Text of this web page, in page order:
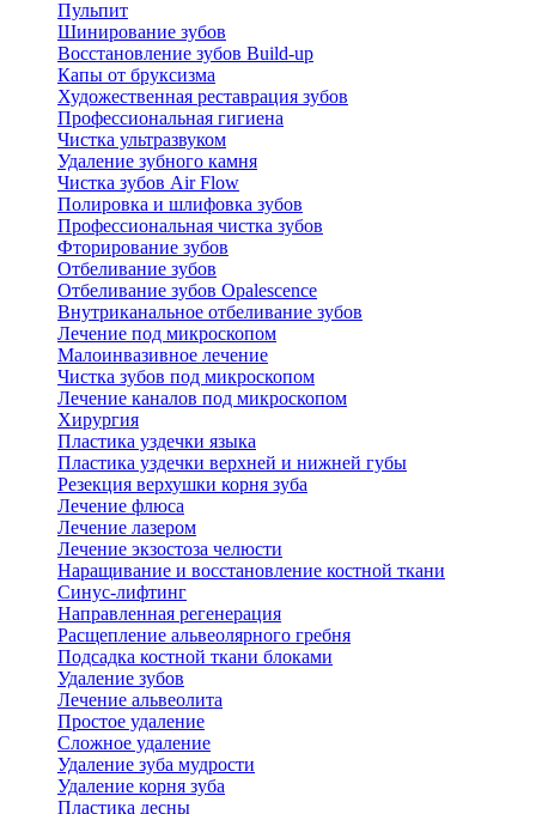
Пульпит
Шинирование зубов
Восстановление зубов Build-up
Капы от бруксизма
Художественная реставрация зубов
Профессиональная гигиена
Чистка ультразвуком
Удаление зубного камня
Чистка зубов Air Flow
Полировка и шлифовка зубов
Профессиональная чистка зубов
Фторирование зубов
Отбеливание зубов
Отбеливание зубов Opalescence
Внутриканальное отбеливание зубов
Лечение под микроскопом
Малоинвазивное лечение
Чистка зубов под микроскопом
Лечение каналов под микроскопом
Хирургия
Пластика уздечки языка
Пластика уздечки верхней и нижней губы
Резекция верхушки корня зуба
Лечение флюса
Лечение лазером
Лечение экзостоза челюсти
Наращивание и восстановление костной ткани
Синус-лифтинг
Направленная регенерация
Расщепление альвеолярного гребня
Подсадка костной ткани блоками
Удаление зубов
Лечение альвеолита
Простое удаление
Сложное удаление
Удаление зуба мудрости
Удаление корня зуба
Пластика десны